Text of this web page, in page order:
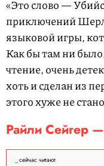
«Это слово —
приключений
языковой игры,
Как бы там ни
чтение, очень
хоть и сделан из
этого хуже не
Райли Сейгер
сейчас читают